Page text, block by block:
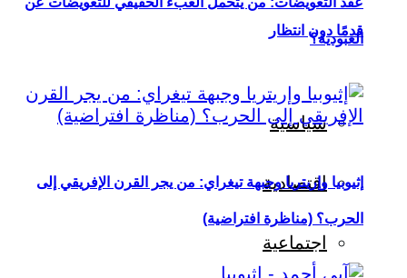
قدمًا دون انتظار
سياسية
اقتصادية
اجتماعية
العبودية؟
إثيوبيا وإريتريا وجبهة تيغراي: من يجر القرن الإفريقي إلى
الحرب؟ (مناظرة افتراضية)